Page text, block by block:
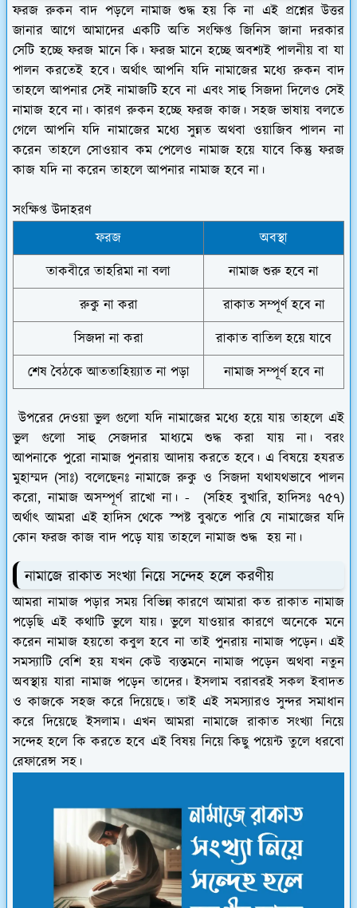
ফরজ রুকন বাদ পড়লে নামাজ শুদ্ধ হয় কি না এই প্রশ্নের উত্তর
জানার আগে আমাদের একটি অতি সংক্ষিপ্ত জিনিস জানা দরকার
সেটি হচ্ছে ফরজ মানে কি। ফরজ মানে হচ্ছে অবশ্যই পালনীয় বা যা
পালন করতেই হবে। অর্থাৎ আপনি যদি নামাজের মধ্যে রুকন বাদ
তাহলে আপনার সেই নামাজটি হবে না এবং সাহু সিজদা দিলেও সেই
নামাজ হবে না। কারণ রুকন হচ্ছে ফরজ কাজ। সহজ ভাষায় বলতে
গেলে আপনি যদি নামাজের মধ্যে সুন্নত অথবা ওয়াজিব পালন না
করেন তাহলে সোওয়াব কম পেলেও নামাজ হয়ে যাবে কিন্তু ফরজ
কাজ যদি না করেন তাহলে আপনার নামাজ হবে না।
সংক্ষিপ্ত উদাহরণ
ফরজ অবস্থা
তাকবীরে তাহরিমা না বলা নামাজ শুরু হবে না
রুকু না করা রাকাত সম্পূর্ণ হবে না
সিজদা না করা রাকাত বাতিল হয়ে যাবে
শেষ বৈঠকে আততাহিয়্যাত না পড়া নামাজ সম্পূর্ণ হবে না
উপরের দেওয়া ভুল গুলো যদি নামাজের মধ্যে হয়ে যায় তাহলে এই
ভুল গুলো সাহু সেজদার মাধ্যমে শুদ্ধ করা যায় না। বরং
আপনাকে পুরো নামাজ পুনরায় আদায় করতে হবে। এ বিষয়ে হযরত
মুহাম্মদ (সাঃ) বলেছেনঃ নামাজে রুকু ও সিজদা যথাযথভাবে পালন
করো, নামাজ অসম্পূর্ণ রাখো না। - (সহিহ বুখারি, হাদিসঃ ৭৫৭)
অর্থাৎ আমরা এই হাদিস থেকে স্পষ্ট বুঝতে পারি যে নামাজের যদি
কোন ফরজ কাজ বাদ পড়ে যায় তাহলে নামাজ শুদ্ধ হয় না।
নামাজে রাকাত সংখ্যা নিয়ে সন্দেহ হলে করণীয়
আমরা নামাজ পড়ার সময় বিভিন্ন কারণে আমারা কত রাকাত নামাজ
পড়েছি এই কথাটি ভুলে যায়। ভুলে যাওয়ার কারণে অনেকে মনে
করেন নামাজ হয়তো কবুল হবে না তাই পুনরায় নামাজ পড়েন। এই
সমস্যাটি বেশি হয় যখন কেউ ব্যস্তমনে নামাজ পড়েন অথবা নতুন
অবস্থায় যারা নামাজ পড়েন তাদের। ইসলাম বরাবরই সকল ইবাদত
ও কাজকে সহজ করে দিয়েছে। তাই এই সমস্যারও সুন্দর সমাধান
করে দিয়েছে ইসলাম। এখন আমরা নামাজে রাকাত সংখ্যা নিয়ে
সন্দেহ হলে কি করতে হবে এই বিষয় নিয়ে কিছু পয়েন্ট তুলে ধরবো
রেফারেন্স সহ।